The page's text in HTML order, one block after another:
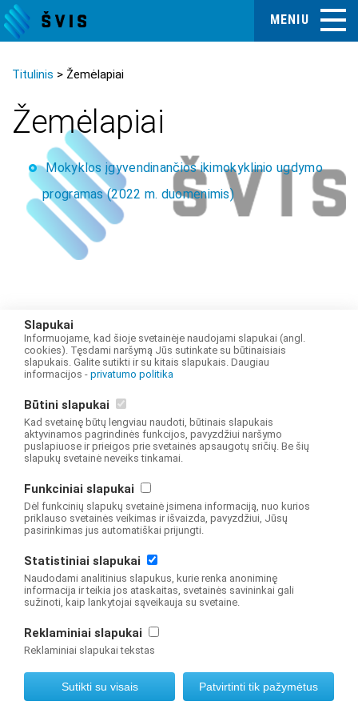
MENIU
Titulinis Žemėlapiai
Žemėlapiai
Mokyklos įgyvendinančios ikimokyklinio ugdymo
programas (2022 m. duomenimis)
Interneto svetainę sukūrė
Slapukai
Informuojame, kad šioje svetainėje naudojami slapukai (angl.
cookies). Tęsdami naršymą Jūs sutinkate su būtinaisiais
slapukais. Galite sutikti ir su kitais slapukais. Daugiau
informacijos - privatumo politika
Būtini slapukai
Kad svetainę būtų lengviau naudoti, būtinais slapukais
aktyvinamos pagrindinės funkcijos, pavyzdžiui naršymo
puslapiuose ir prieigos prie svetainės apsaugotų sričių. Be šių
slapukų svetainė neveiks tinkamai.
Funkciniai slapukai
Dėl funkcinių slapukų svetainė įsimena informaciją, nuo kurios
priklauso svetainės veikimas ir išvaizda, pavyzdžiui, Jūsų
pasirinkimas jus automatiškai prijungti.
Statistiniai slapukai
Naudodami analitinius slapukus, kurie renka anoniminę
informacija ir teikia jos ataskaitas, svetainės savininkai gali
sužinoti, kaip lankytojai sąveikauja su svetaine.
Reklaminiai slapukai
Reklaminiai slapukai tekstas
Sutikti su visais Patvirtinti tik pažymėtus